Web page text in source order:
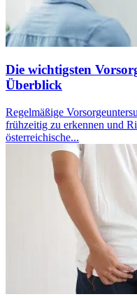
Die wichtigsten
Überblick
Regelmäßige
frühzeitig zu erkennen und
österreichische...